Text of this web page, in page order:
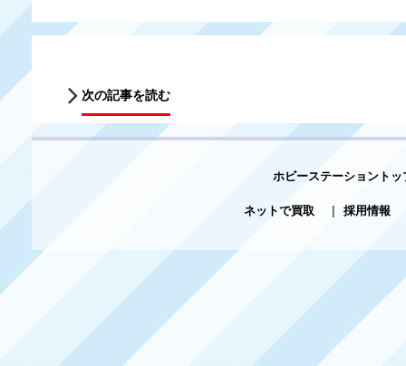
次の記事を読む
ホビーステーショントッ
ネットで買取
| 採用情報